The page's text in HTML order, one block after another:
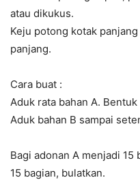
atau dikukus.
Keju potong kotak
panjang.
Cara buat :
Aduk rata bahan A.
Aduk bahan B sampai
Bagi adonan A menjadi 15
15 bagian, bulatkan.